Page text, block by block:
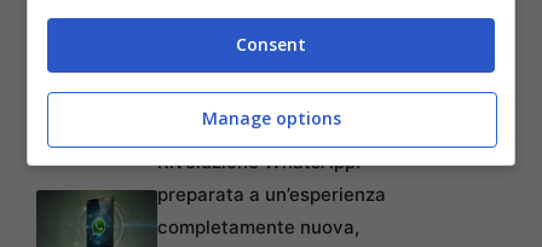
crescita?
iPhone: Safari o Chrome?
Quale browser scegliere e
perché
Rivoluzione WhatsApp:
preparata a un’esperienza
completamente nuova,
Consent
Manage options